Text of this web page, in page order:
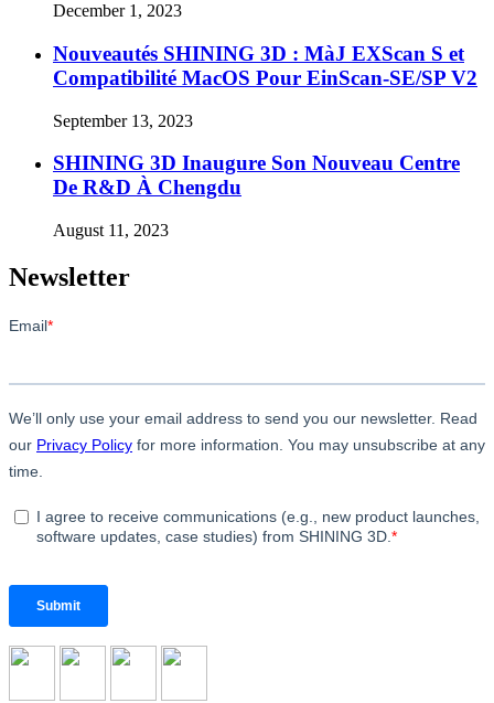
December 1, 2023
Nouveautés SHINING 3D : MàJ EXScan S et
Compatibilité MacOS Pour EinScan-SE/SP V2
September 13, 2023
SHINING 3D Inaugure Son Nouveau Centre
De R&D À Chengdu
August 11, 2023
Newsletter